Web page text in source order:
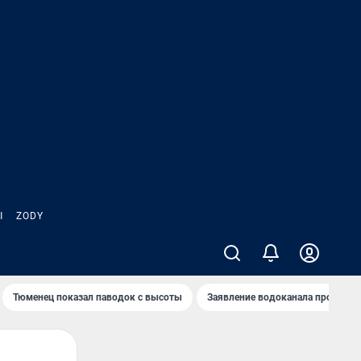
ZODY
Тюменец показал паводок с высоты Заявление водоканала про